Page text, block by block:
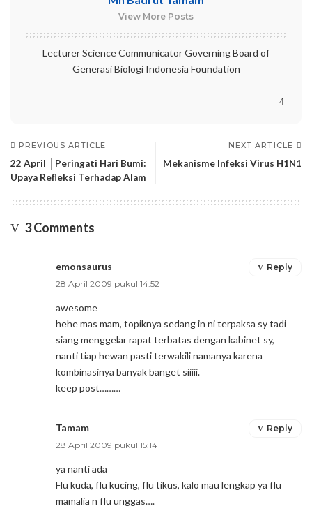
View More Posts
Lecturer Science Communicator Governing Board of
Generasi Biologi Indonesia Foundation
PREVIOUS ARTICLE
22 April │Peringati Hari Bumi:
Upaya Refleksi Terhadap Alam
NEXT ARTICLE
Mekanisme Infeksi Virus H1N1
3 Comments
emonsaurus
28 April 2009 pukul 14:52
awesome
hehe mas mam, topiknya sedang in ni terpaksa sy tadi
siang menggelar rapat terbatas dengan kabinet sy,
nanti tiap hewan pasti terwakili namanya karena
kombinasinya banyak banget siiiii.
keep post………
Reply
Tamam
28 April 2009 pukul 15:14
ya nanti ada
Flu kuda, flu kucing, flu tikus, kalo mau lengkap ya flu
mamalia n flu unggas….
Reply